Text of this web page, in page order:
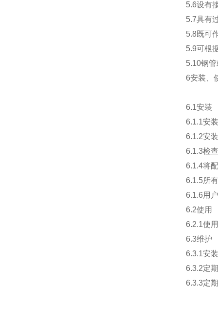
5.6设有
5.7具有
5.8既可
5.9可根
5.10钢
6安装、
6.1安装
6.1.1安
6.1.2安
6.1.3检
6.1.4将
6.1.5所
6.1.6用
6.2使用
6.2.1使
6.3维护
6.3.1安
6.3.2定
6.3.3定